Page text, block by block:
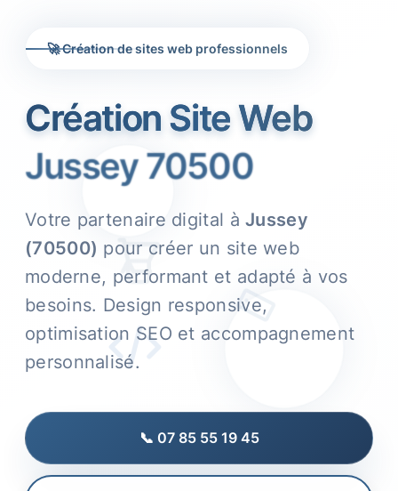
🚀 Création de sites web professionnels
Création Site Web
Jussey 70500
Votre partenaire digital àJussey
(70500) pour créer un site web
moderne, performant et adapté à vos
besoins. Design responsive,
optimisation SEO et accompagnement
personnalisé.
📞 07 85 55 19 45